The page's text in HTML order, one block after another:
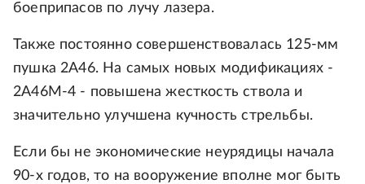
боеприпасов по лучу лазера.
Также постоянно совершенствовалась 125-мм
пушка 2А46. На самых новых модификациях -
2А46М-4 - повышена жесткость ствола и
значительно улучшена кучность стрельбы.
Если бы не экономические неурядицы начала
90-х годов, то на вооружение вполне мог быть